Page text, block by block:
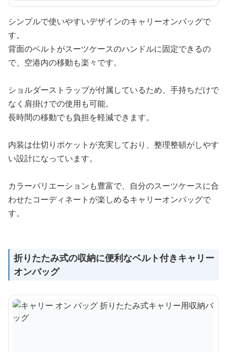
シンプルで使いやすいデザインのキャリーオンバッグで
す。
背面のベルトがスーツケースのハンドルに固定できるの
で、空港内の移動も楽々です。
ショルダーストラップが付属しているため、手持ちだけで
なく肩掛けでの使用も可能。
長時間の移動でも負担を軽減できます。
内装は仕切りポケットが充実しており、整理整頓がしやす
い設計になっています。
カラーバリエーションも豊富で、自分のスーツケースに合
わせたコーディネートが楽しめるキャリーオンバッグで
す。
折りたたみ式の収納に便利なベルト付きキャリー
オンバッグ